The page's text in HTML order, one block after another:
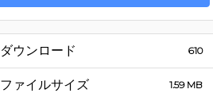
ダウンロード 610
ファイルサイズ 1.59 MB